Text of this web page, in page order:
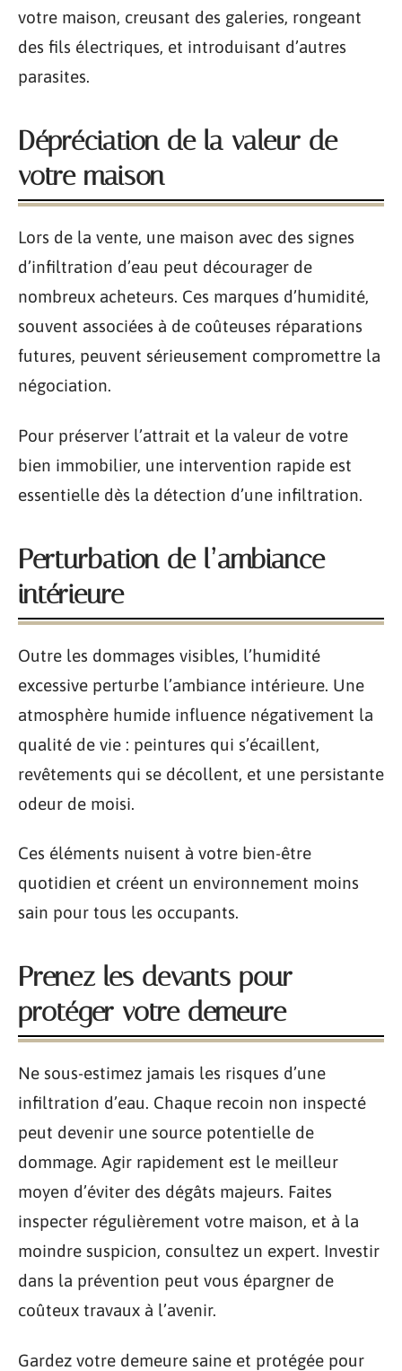
votre maison, creusant des galeries, rongeant
des fils électriques, et introduisant d’autres
parasites.
Dépréciation de la valeur de
votre maison
Lors de la vente, une maison avec des signes
d’infiltration d’eau peut décourager de
nombreux acheteurs. Ces marques d’humidité,
souvent associées à de coûteuses réparations
futures, peuvent sérieusement compromettre la
négociation.
Pour préserver l’attrait et la valeur de votre
bien immobilier, une intervention rapide est
essentielle dès la détection d’une infiltration.
Perturbation de l’ambiance
intérieure
Outre les dommages visibles, l’humidité
excessive perturbe l’ambiance intérieure. Une
atmosphère humide influence négativement la
qualité de vie : peintures qui s’écaillent,
revêtements qui se décollent, et une persistante
odeur de moisi.
Ces éléments nuisent à votre bien-être
quotidien et créent un environnement moins
sain pour tous les occupants.
Prenez les devants pour
protéger votre demeure
Ne sous-estimez jamais les risques d’une
infiltration d’eau. Chaque recoin non inspecté
peut devenir une source potentielle de
dommage. Agir rapidement est le meilleur
moyen d’éviter des dégâts majeurs. Faites
inspecter régulièrement votre maison, et à la
moindre suspicion, consultez un expert. Investir
dans la prévention peut vous épargner de
coûteux travaux à l’avenir.
Gardez votre demeure saine et protégée pour